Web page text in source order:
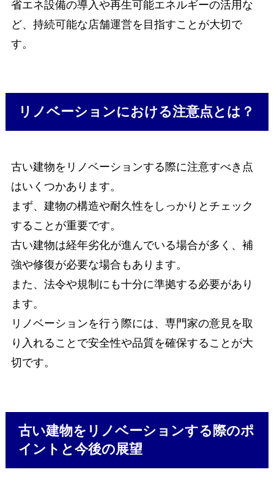
省エネ設備の導入や再生可能エネルギーの活用な
ど、持続可能な店舗運営を目指すことが大切で
す。
リノベーションにおける注意点とは？
古い建物をリノベーションする際に注意すべき点
はいくつかあります。
まず、建物の構造や耐久性をしっかりとチェック
することが重要です。
古い建物は経年劣化が進んでいる場合が多く、補
強や修復が必要な場合もあります。
また、法令や規制にも十分に準拠する必要があり
ます。
リノベーションを行う際には、専門家の意見を取
り入れることで安全性や品質を確保することが大
切です。
古い建物をリノベーションする際のポ
イントと今後の展望